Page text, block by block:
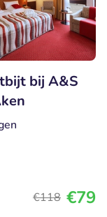
bij A&S
€118 €79